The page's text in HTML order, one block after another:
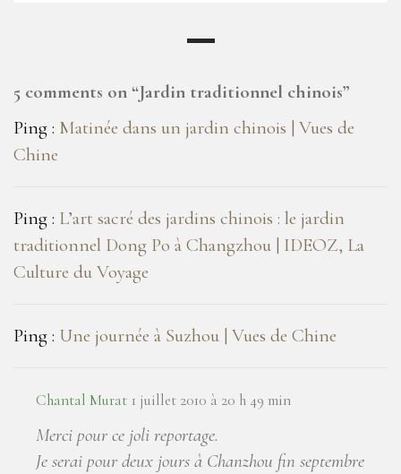
5 comments on “Jardin traditionnel chinois”
Ping : Matinée dans un jardin chinois | Vues de
Chine
Ping : L’art sacré des jardins chinois : le jardin
traditionnel Dong Po à Changzhou | IDEOZ, La
Culture du Voyage
Ping : Une journée à Suzhou | Vues de Chine
Chantal Murat 1 juillet 2010 à 20 h 49 min
Merci pour ce joli reportage.
Je serai pour deux jours à Chanzhou fin septembre